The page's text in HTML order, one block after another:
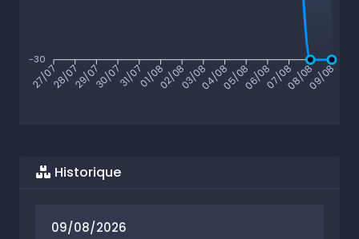
-30
27/0728/0729/0730/0731/0701/0802/0803/0804/0805/0806/0807/0808/0809/08
Historique
09/08/2026